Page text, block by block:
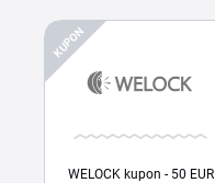
KUPON
WELOCK kupon - 50 EUR